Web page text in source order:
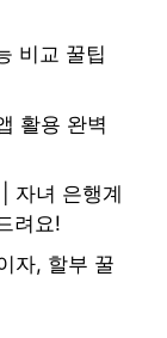
비교 꿀팁
활용 완벽
자녀 은행계
려요!
자, 할부 꿀